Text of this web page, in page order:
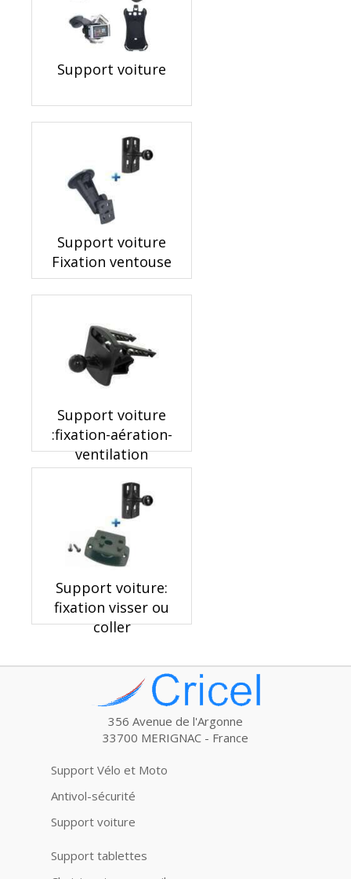
Support voiture
Support voiture
Fixation ventouse
Support voiture
:fixation-aération-
ventilation
Support voiture:
fixation visser ou
coller
356 Avenue de l'Argonne
33700 MERIGNAC - France
Support Vélo et Moto
Antivol-sécurité
Support voiture
Support tablettes